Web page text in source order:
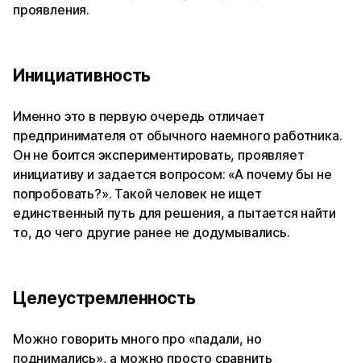
проявления.
Инициативность
Именно это в первую очередь отличает
предпринимателя от обычного наемного работника.
Он не боится экспериментировать, проявляет
инициативу и задается вопросом: «А почему бы не
попробовать?». Такой человек не ищет
единственный путь для решения, а пытается найти
то, до чего другие ранее не додумывались.
Целеустремленность
Можно говорить много про «падали, но
поднимались», а можно просто сравнить